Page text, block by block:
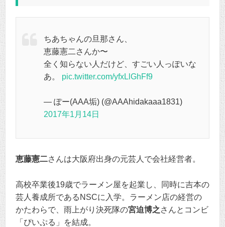
ちあちゃんの旦那さん、
恵藤憲二さんか〜
全く知らない人だけど、すごい人っぽいな
あ。 pic.twitter.com/yfxLlGhFf9
— ぽー(AAA垢) (@AAAhidakaaa1831)
2017年1月14日
恵藤憲二さんは大阪府出身の元芸人で会社経営者。
高校卒業後19歳でラーメン屋を起業し、同時に吉本の
芸人養成所であるNSCに入学。ラーメン店の経営の
かたわらで、雨上がり決死隊の宮迫博之さんとコンビ
「ぴいぷる」を結成。